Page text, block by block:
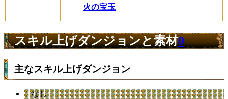
火の宝玉
スキル上げダンジョンと素材0
主なスキル上げダンジョン
なし